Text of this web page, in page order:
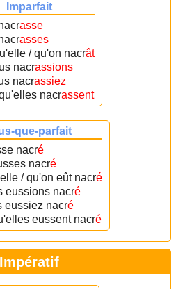
Imparfait
asse
asses
/ qu'on nacrât
nacrassions
nacrassiez
nacrassent
que-parfait
nacré
nacré
/ qu'on eût nacré
eussions nacré
eussiez nacré
eussent nacré
Impératif